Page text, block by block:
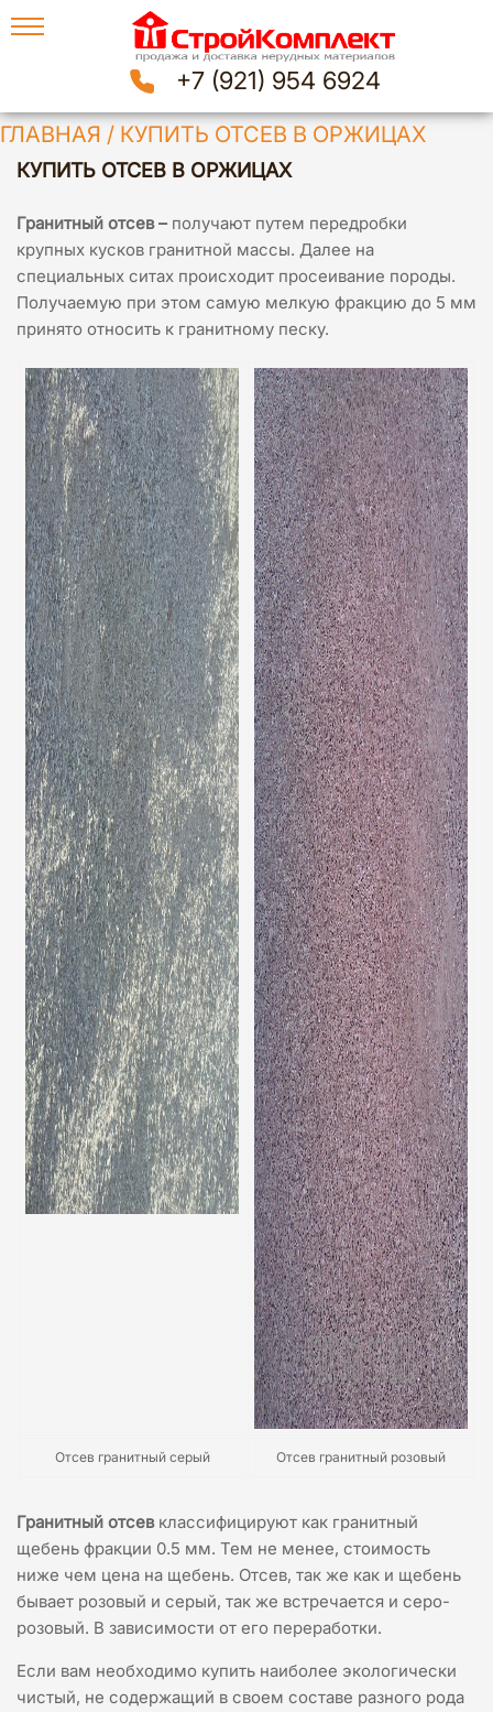
+7 (921) 954 6924
ГЛАВНАЯ / КУПИТЬ ОТСЕВ В ОРЖИЦАХ
КУПИТЬ ОТСЕВ В ОРЖИЦАХ
Гранитный отсев – получают путем передробки
крупных кусков гранитной массы. Далее на
специальных ситах происходит просеивание породы.
Получаемую при этом самую мелкую фракцию до 5 мм
принято относить к гранитному песку.
Отсев гранитный серый Отсев гранитный розовый
Гранитный отсевклассифицируют как гранитный
щебень фракции 0.5 мм. Тем не менее, стоимость
ниже чем цена на щебень. Отсев, так же как и щебень
бывает розовый и серый, так же встречается и серо-
розовый. В зависимости от его переработки.
Если вам необходимо купить наиболее экологически
чистый, не содержащий в своем составе разного рода